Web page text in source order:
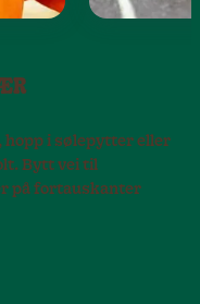
hopp i sølepytter eller
Bytt vei til
på fortauskanter